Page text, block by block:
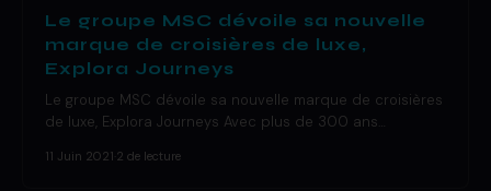
Le groupe MSC dévoile sa nouvelle
marque de croisières de luxe,
Explora Journeys
Le groupe MSC dévoile sa nouvelle marque de croisières
de luxe, Explora Journeys Avec plus de 300 ans…
11 Juin 2021 2 de lecture